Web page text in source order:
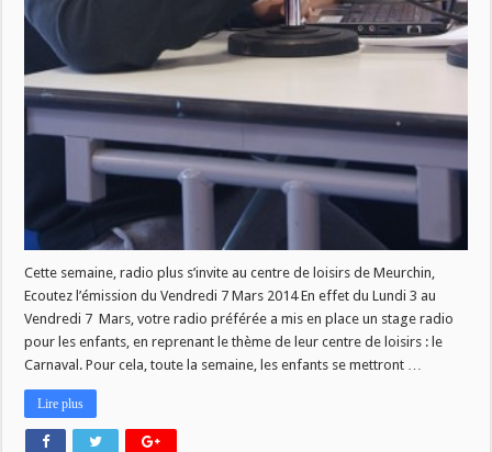
Cette semaine, radio plus s’invite au centre de loisirs de Meurchin,
Ecoutez l’émission du Vendredi 7 Mars 2014 En effet du Lundi 3 au
Vendredi 7 Mars, votre radio préférée a mis en place un stage radio
pour les enfants, en reprenant le thème de leur centre de loisirs : le
Carnaval. Pour cela, toute la semaine, les enfants se mettront …
Lire plus